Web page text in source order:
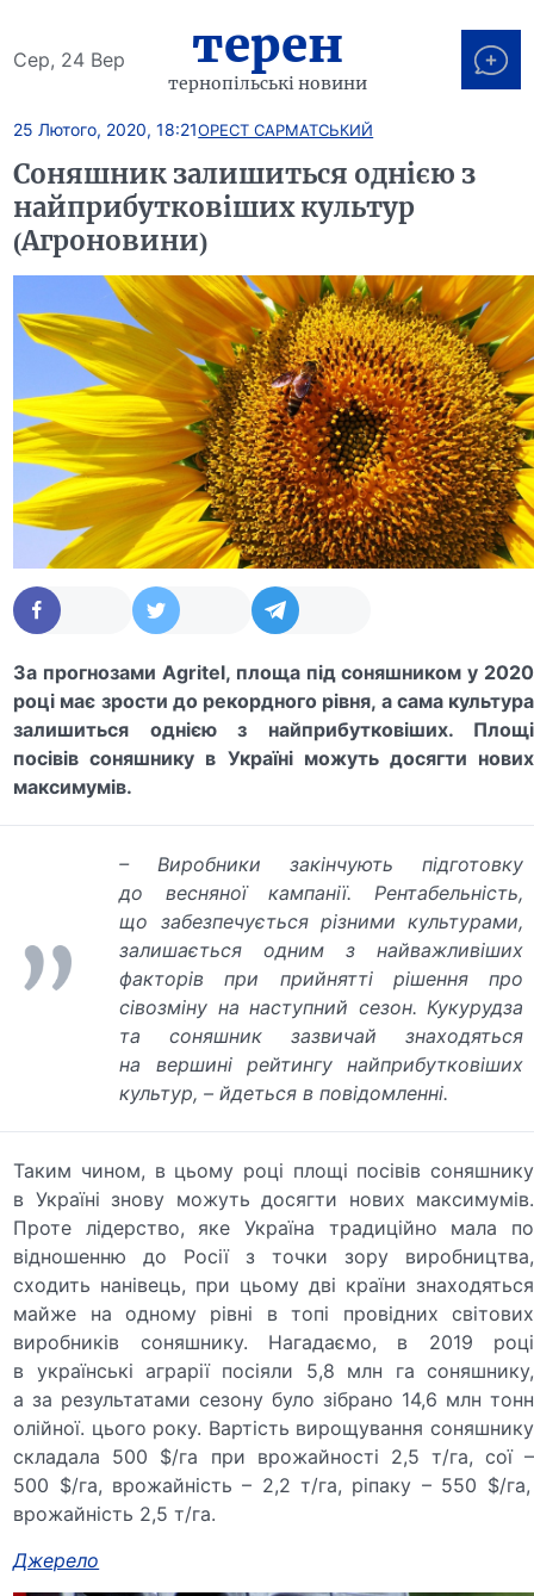
Сер, 24 Вер терен
тернопільські новини
25 Лютого, 2020, 18:21ОРЕСТ САРМАТСЬКИЙ
Соняшник залишиться однією з
найприбутковіших культур
(Агроновини)
За прогнозами Agritel, площа під соняшником у 2020
році має зрости до рекордного рівня, а сама культура
залишиться однією з найприбутковіших. Площі
посівів соняшнику в Україні можуть досягти нових
максимумів.
– Виробники закінчують підготовку
до весняної кампанії. Рентабельність,
що забезпечується різними культурами,
залишається одним з найважливіших
факторів при прийнятті рішення про
сівозміну на наступний сезон. Кукурудза
та соняшник зазвичай знаходяться
на вершині рейтингу найприбутковіших
культур,– йдеться в повідомленні.
Таким чином, в цьому році площі посівів соняшнику
в Україні знову можуть досягти нових максимумів.
Проте лідерство, яке Україна традиційно мала по
відношенню до Росії з точки зору виробництва,
сходить нанівець, при цьому дві країни знаходяться
майже на одному рівні в топі провідних світових
виробників соняшнику. Нагадаємо, в 2019 році
в українські аграрії посіяли 5,8 млн га соняшнику,
а за результатами сезону було зібрано 14,6 млн тонн
олійної. цього року. Вартість вирощування соняшнику
складала 500 $/га при врожайності 2,5 т/га, сої –
500 $/га, врожайність– 2,2 т/га, ріпаку –550 $/га,
врожайність 2,5 т/га.
Джерело